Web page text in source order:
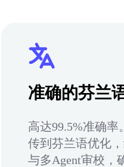
准确的芬兰
高达99.5%准确率
传到芬兰语优化
与多Agent审校，